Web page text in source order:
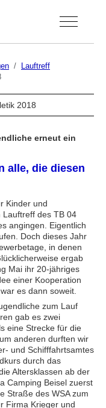
Off-
Lauftreff
2018
erneut ein
alle, die diesen
Kinder und
des TB 04
angingen. Eigentlich
Doch dieses Jahr
in denen
ergab
Mai ihr 20-jähriges
einer Kooperation
es dann soweit.
zum Lauf
gab es zwei
eine Strecke für die
anderen durften wir
und Schifffahrtsamtes
durch das
Altersklassen ab der
Camping Beisel zuerst
Straße des WSA zum
Firma Krieger und